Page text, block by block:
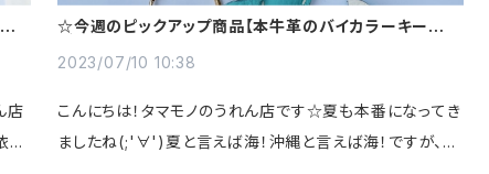
店
頼
☆今週のピックアップ商品【本牛革のバイカラーキーホル
2023/07/10 10:38
こんにちは！タマモノのうれん店です☆夏も本番になってき
ましたね(;'∀')夏と言えば海！沖縄と言えば海！ですが、綺